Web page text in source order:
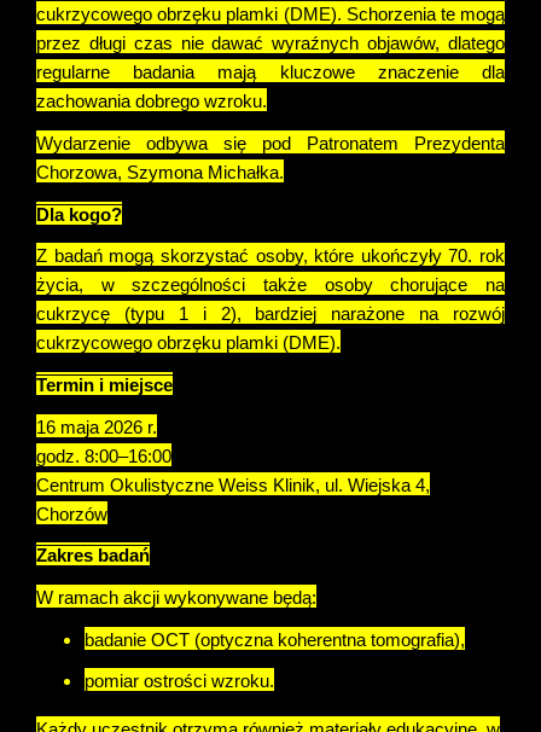
cukrzycowego obrzęku plamki (DME). Schorzenia te mogą
przez długi czas nie dawać wyraźnych objawów, dlatego
regularne badania mają kluczowe znaczenie dla
zachowania dobrego wzroku.
Wydarzenie odbywa się pod Patronatem Prezydenta
Chorzowa, Szymona Michałka.
Dla kogo?
Z badań mogą skorzystać osoby, które ukończyły 70. rok
życia, w szczególności także osoby chorujące na
cukrzycę (typu 1 i 2), bardziej narażone na rozwój
cukrzycowego obrzęku plamki (DME).
Termin i miejsce
16 maja 2026 r.
godz. 8:00–16:00
Centrum Okulistyczne Weiss Klinik, ul. Wiejska 4,
Chorzów
Zakres badań
W ramach akcji wykonywane będą:
badanie OCT (optyczna koherentna tomografia),
pomiar ostrości wzroku.